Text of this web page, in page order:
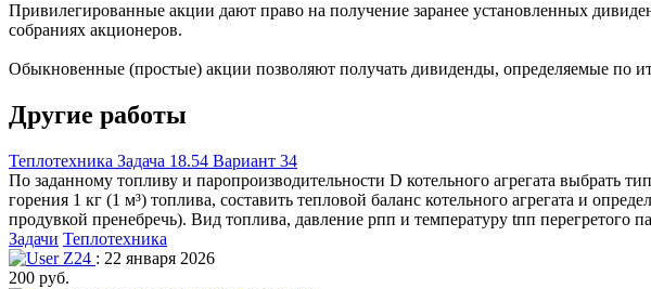
Привилегированные акции дают право на получение заранее установленных
собраниях акционеров.
Обыкновенные (простые) акции позволяют получать дивиденды, определяемые по
Другие работы
Теплотехника Задача 18.54 Вариант 34
По заданному топливу и паропроизводительности D котельного агрегата выбрать
горения 1 кг (1 м³) топлива, составить тепловой баланс котельного агрегата и
продувкой пренебречь). Вид топлива, давление рпп и температуру tпп перегретого
Задачи Теплотехника
Z24 : 22 января 2026
200 руб.